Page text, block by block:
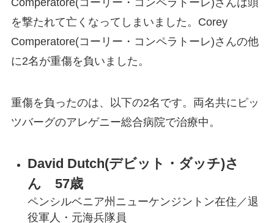
を撃たれて亡くなってしまいました。Corey
Comperatore(コーリー・コンペラトーレ)さんの他
に2名が重傷を負いました。
重傷を負ったのは、以下の2名です。両名共にピッ
ツバーグのアレゲニー総合病院で治療中。
David Dutch(デビット・ダッチ)さ
ん 57歳
ペンシルベニア州ニューケンジントン在住／退
役軍人・元海兵隊員